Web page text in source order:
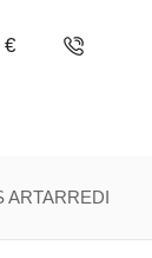
€
ARTARREDI